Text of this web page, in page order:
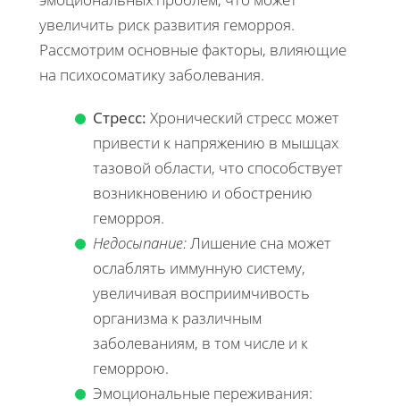
увеличить риск развития геморроя.
Рассмотрим основные факторы, влияющие
на психосоматику заболевания.
Стресс: Хронический стресс может
привести к напряжению в мышцах
тазовой области, что способствует
возникновению и обострению
геморроя.
Недосыпание:Лишение сна может
ослаблять иммунную систему,
увеличивая восприимчивость
организма к различным
заболеваниям, в том числе и к
геморрою.
Эмоциональные переживания: